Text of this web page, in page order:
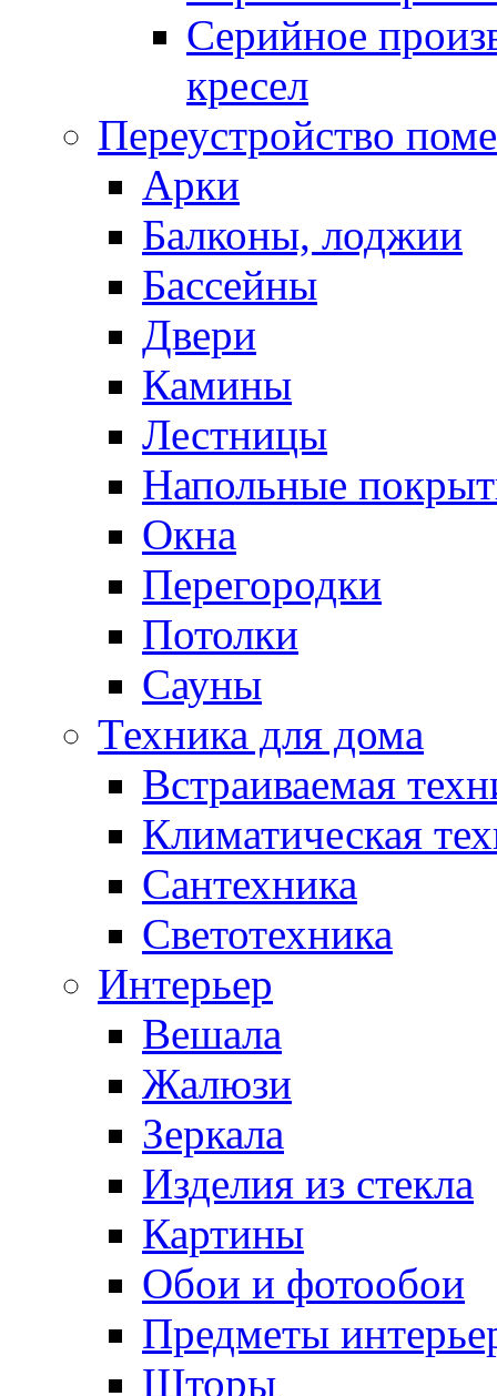
Серийное
кресел
Переустройство
Арки
Балконы, лоджии
Бассейны
Двери
Камины
Лестницы
Напольные
Окна
Перегородки
Потолки
Сауны
Техника для дома
Встраиваемая
Климатическая
Сантехника
Светотехника
Интерьер
Вешала
Жалюзи
Зеркала
Изделия из стекла
Картины
Обои и фотообои
Предметы
Шторы